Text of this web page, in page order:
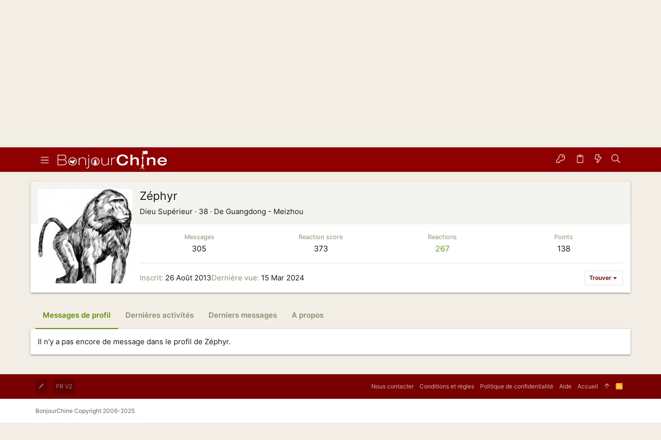
Zéphyr
Dieu Supérieur · 38 · De Guangdong - Meizhou
Messages
305
Reaction score
373
Reactions
267
Points
138
Inscrit 26 Août 2013Dernière vue 15 Mar 2024 Trouver
Messages de profil Dernières activités Derniers messages A propos
Il n'y a pas encore de message dans le profil de Zéphyr.
FR V2 Nous contacter Conditions et règles Politique de confidentialité Aide Accueil
R
S
BonjourChine Copyright 2006-2025